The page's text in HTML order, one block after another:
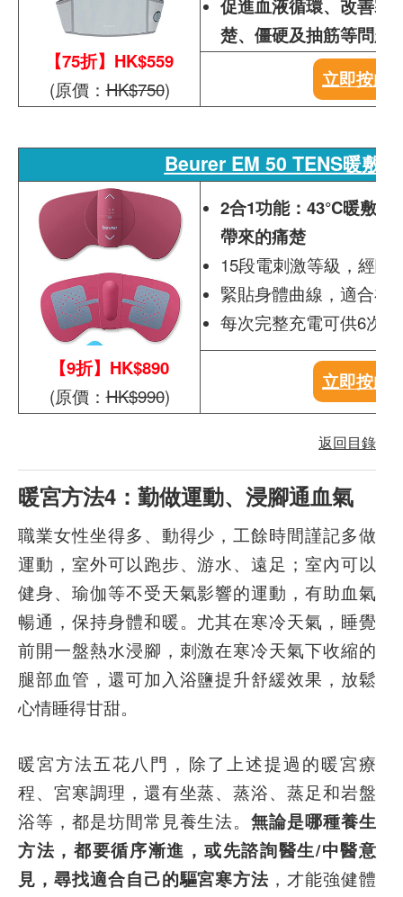
【75折】HK$559
(原價：HK$750)
促進血液循環、改善寒
楚、僵硬及抽筋等問題
立即按此
Beurer EM 50 TENS暖敷
【9折】HK$890
(原價：HK$990)
2合1功能：43°C暖敷
帶來的痛楚
15段電刺激等級，經臨
緊貼身體曲線，適合在
每次完整充電可供6次
立即按此
返回目錄
暖宮方法4：勤做運動、浸腳通血氣
職業女性坐得多、動得少，工餘時間謹記多做
運動，室外可以跑步、游水、遠足；室內可以
健身、瑜伽等不受天氣影響的運動，有助血氣
暢通，保持身體和暖。尤其在寒冷天氣，睡覺
前開一盤熱水浸腳，刺激在寒冷天氣下收縮的
腿部血管，還可加入浴鹽提升舒緩效果，放鬆
心情睡得甘甜。
暖宮方法五花八門，除了上述提過的暖宮療
程、宮寒調理，還有坐蒸、蒸浴、蒸足和岩盤
浴等，都是坊間常見養生法。無論是哪種養生
方法，都要循序漸進，或先諮詢醫生/中醫意
見，尋找適合自己的驅宮寒方法 ，才能強健體